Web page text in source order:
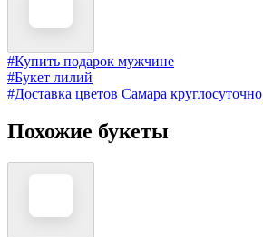
#Купить подарок мужчине
#Букет лилий
#Доставка цветов Самара круглосуточно
Похожие букеты